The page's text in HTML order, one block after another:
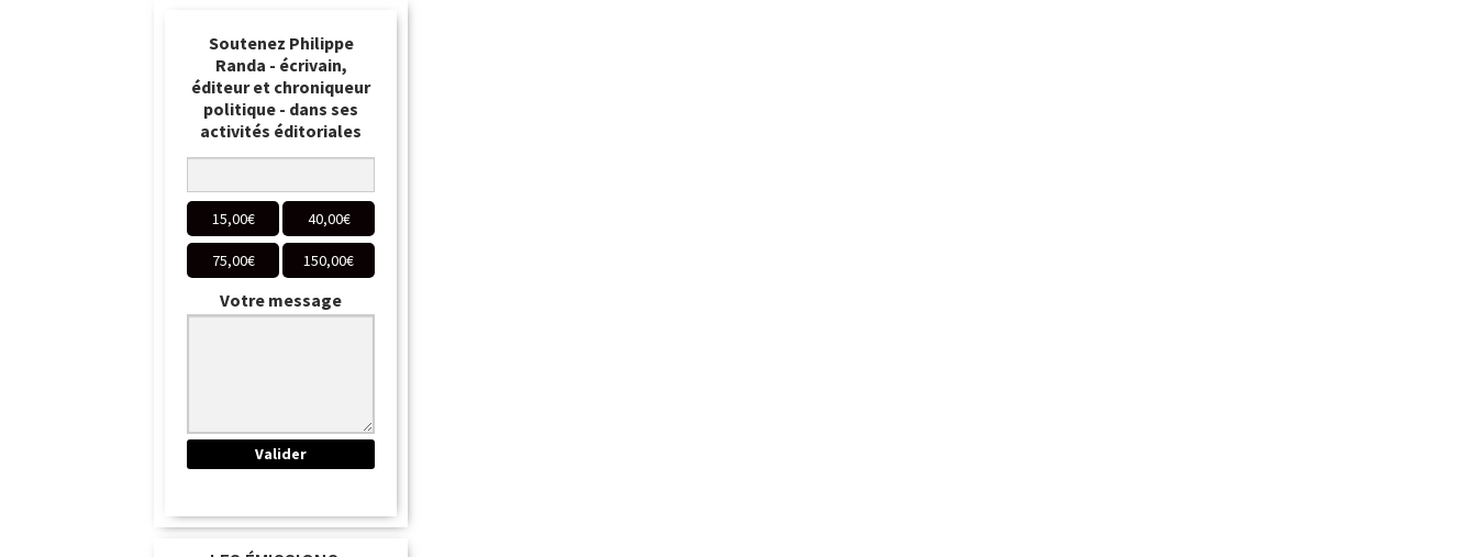
Soutenez Philippe
Randa - écrivain,
éditeur et chroniqueur
politique - dans ses
activités éditoriales
15,00€ 40,00€
75,00€ 150,00€
Votre message